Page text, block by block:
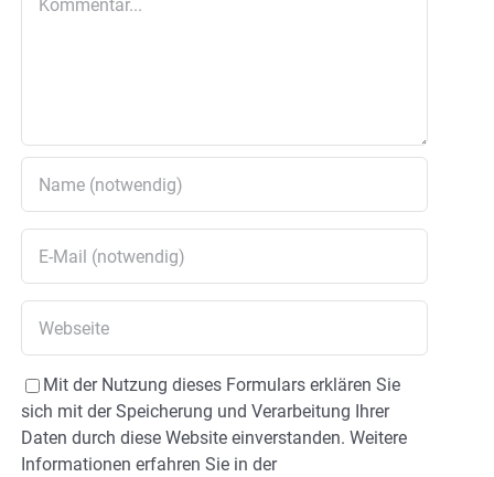
Mit der Nutzung dieses Formulars erklären Sie
sich mit der Speicherung und Verarbeitung Ihrer
Daten durch diese Website einverstanden. Weitere
Informationen erfahren Sie in der